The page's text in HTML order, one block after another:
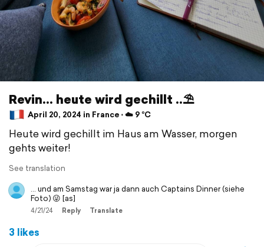
Revin... heute wird gechillt ..⛱️
April 20, 2024 in France ⋅ ☁️ 9 °C
Heute wird gechillt im Haus am Wasser, morgen
gehts weiter!
See translation
… und am Samstag war ja dann auch Captains Dinner (siehe
Foto) 😜 [as]
4/21/24 Reply Translate
3 likes